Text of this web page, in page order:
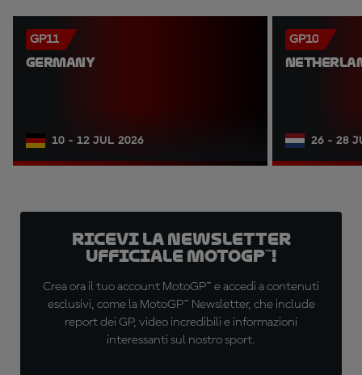
GP11
GERMANY
10 - 12 JUL 2026
GP10
26 - 28
Ricevi la newsletter
ufficiale MotoGP™!
Crea ora il tuo account MotoGP™ e accedi a contenuti
esclusivi, come la MotoGP™ Newsletter, che include
report dei GP, video incredibili e informazioni
interessanti sul nostro sport.